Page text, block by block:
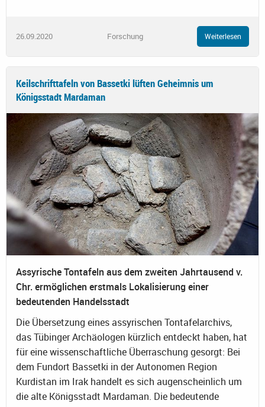
26.09.2020 Forschung Weiterlesen
Keilschrifttafeln von Bassetki lüften Geheimnis um
Königsstadt Mardaman
Assyrische Tontafeln aus dem zweiten Jahrtausend v.
Chr. ermöglichen erstmals Lokalisierung einer
bedeutenden Handelsstadt
Die Übersetzung eines assyrischen Tontafelarchivs,
das Tübinger Archäologen kürzlich entdeckt haben, hat
für eine wissenschaftliche Überraschung gesorgt: Bei
dem Fundort Bassetki in der Autonomen Region
Kurdistan im Irak handelt es sich augenscheinlich um
die alte Königsstadt Mardaman. Die bedeutende